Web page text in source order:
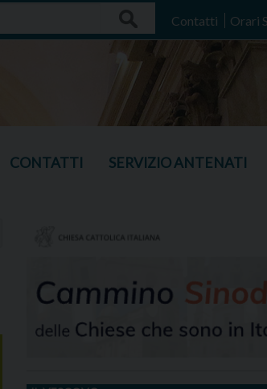
Contatti Orari
CONTATTI SERVIZIO ANTENATI